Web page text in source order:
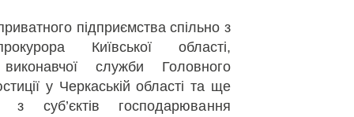
підприємства спільно з
Київської області,
служби Головного
у Черкаській області та ще
суб’єктів господарювання